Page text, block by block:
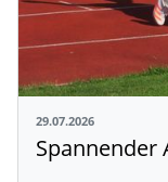
29.07.2026